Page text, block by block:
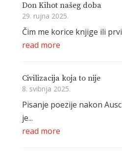
Don Kihot našeg doba
29. rujna 2025.
Čim me korice knjige ili
read more
Civilizacija koja to nije
8. svibnja 2025.
Pisanje poezije nakon
je...
read more